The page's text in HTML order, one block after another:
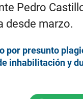
Pedro
desde marzo.
por presunto
inhabilitación y